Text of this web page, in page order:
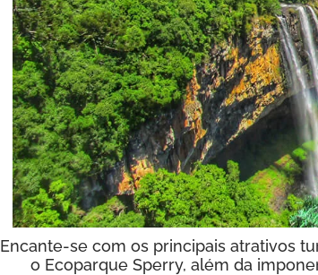
Encante-se com os principais atrativos
o Ecoparque Sperry, além da